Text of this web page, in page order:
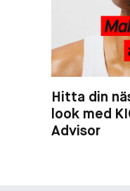
Hitta din
look med
Advisor